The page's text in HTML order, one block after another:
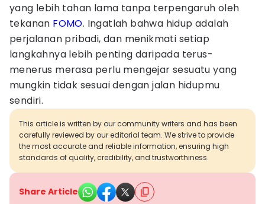
yang lebih tahan lama tanpa terpengaruh oleh
tekanan FOMO. Ingatlah bahwa hidup adalah
perjalanan pribadi, dan menikmati setiap
langkahnya lebih penting daripada terus-
menerus merasa perlu mengejar sesuatu yang
mungkin tidak sesuai dengan jalan hidupmu
sendiri.
This article is written by our community writers and has been
carefully reviewed by our editorial team. We strive to provide
the most accurate and reliable information, ensuring high
standards of quality, credibility, and trustworthiness.
Share Article